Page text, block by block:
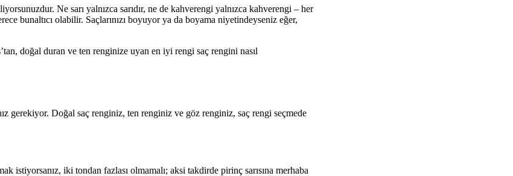
Ne sarı yalnızca sarıdır, ne de kahverengi yalnızca kahverengi – her
bunaltıcı olabilir. Saçlarınızı boyuyor ya da boyama niyetindeyseniz eğer,
doğal duran ve ten renginize uyan en iyi rengi saç rengini nasıl
gerekiyor. Doğal saç renginiz, ten renginiz ve göz renginiz, saç rengi seçmede
istiyorsanız, iki tondan fazlası olmamalı; aksi takdirde pirinç sarısına merhaba